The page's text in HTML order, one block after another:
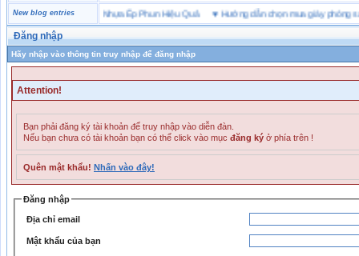
New blog entries
Chọn Bột Màu Cho Nhựa Ép Phun Hiệu Quả♥ Hướng dẫn chọn mua giày phòng sạch
Đăng nhập
Hãy nhập vào thông tin truy nhập để đăng nhập
Attention!
Bạn phải đăng ký tài khoản để truy nhập vào diễn đàn.
Nếu bạn chưa có tài khoản bạn có thể click vào mục đăng ký ở phía trên !
Quên mật khẩu! Nhấn vào đây!
Đăng nhập
Địa chỉ email
Mật khẩu của bạn